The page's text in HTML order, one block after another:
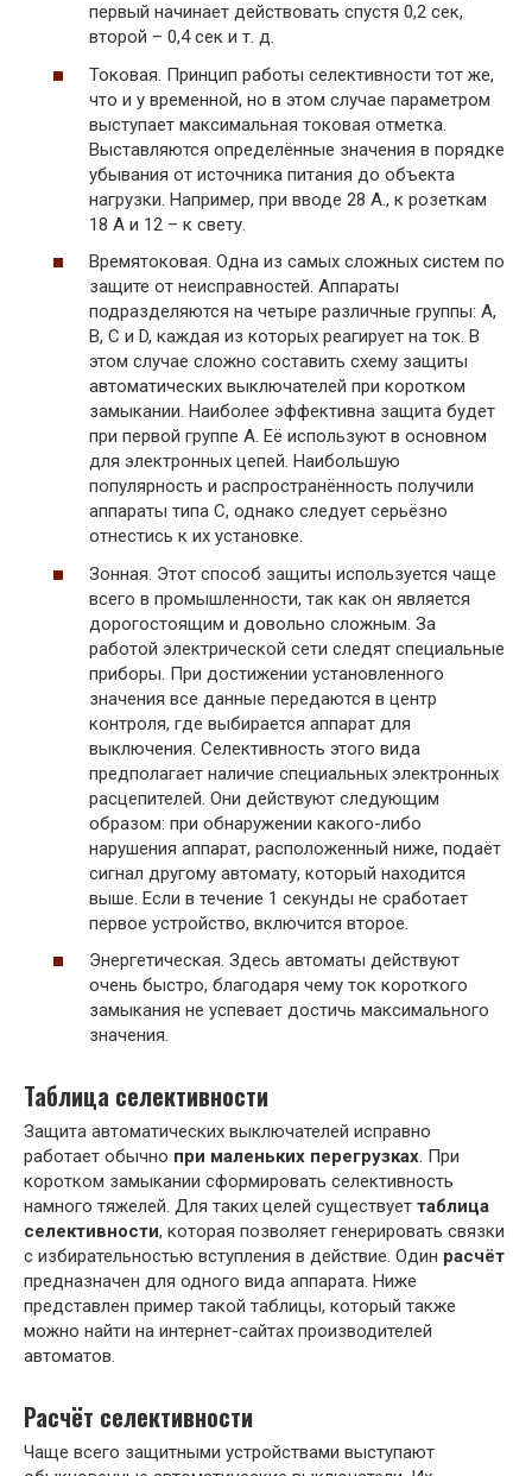
первый начинает действовать спустя 0,2 сек,
второй – 0,4 сек и т. д.
Токовая. Принцип работы селективности тот же,
что и у временной, но в этом случае параметром
выступает максимальная токовая отметка.
Выставляются определённые значения в порядке
убывания от источника питания до объекта
нагрузки. Например, при вводе 28 А., к розеткам
18 А и 12 – к свету.
Времятоковая. Одна из самых сложных систем по
защите от неисправностей. Аппараты
подразделяются на четыре различные группы: A,
B, C и D, каждая из которых реагирует на ток. В
этом случае сложно составить схему защиты
автоматических выключателей при коротком
замыкании. Наиболее эффективна защита будет
при первой группе А. Её используют в основном
для электронных цепей. Наибольшую
популярность и распространённость получили
аппараты типа С, однако следует серьёзно
отнестись к их установке.
Зонная. Этот способ защиты используется чаще
всего в промышленности, так как он является
дорогостоящим и довольно сложным. За
работой электрической сети следят специальные
приборы. При достижении установленного
значения все данные передаются в центр
контроля, где выбирается аппарат для
выключения. Селективность этого вида
предполагает наличие специальных электронных
расцепителей. Они действуют следующим
образом: при обнаружении какого-либо
нарушения аппарат, расположенный ниже, подаёт
сигнал другому автомату, который находится
выше. Если в течение 1 секунды не сработает
первое устройство, включится второе.
Энергетическая. Здесь автоматы действуют
очень быстро, благодаря чему ток короткого
замыкания не успевает достичь максимального
значения.
Таблица селективности
Защита автоматических выключателей исправно
работает обычно при маленьких перегрузках. При
коротком замыкании сформировать селективность
намного тяжелей. Для таких целей существует таблица
селективности, которая позволяет генерировать связки
с избирательностью вступления в действие. Один расчёт
предназначен для одного вида аппарата. Ниже
представлен пример такой таблицы, который также
можно найти на интернет-сайтах производителей
автоматов.
Расчёт селективности
Чаще всего защитными устройствами выступают